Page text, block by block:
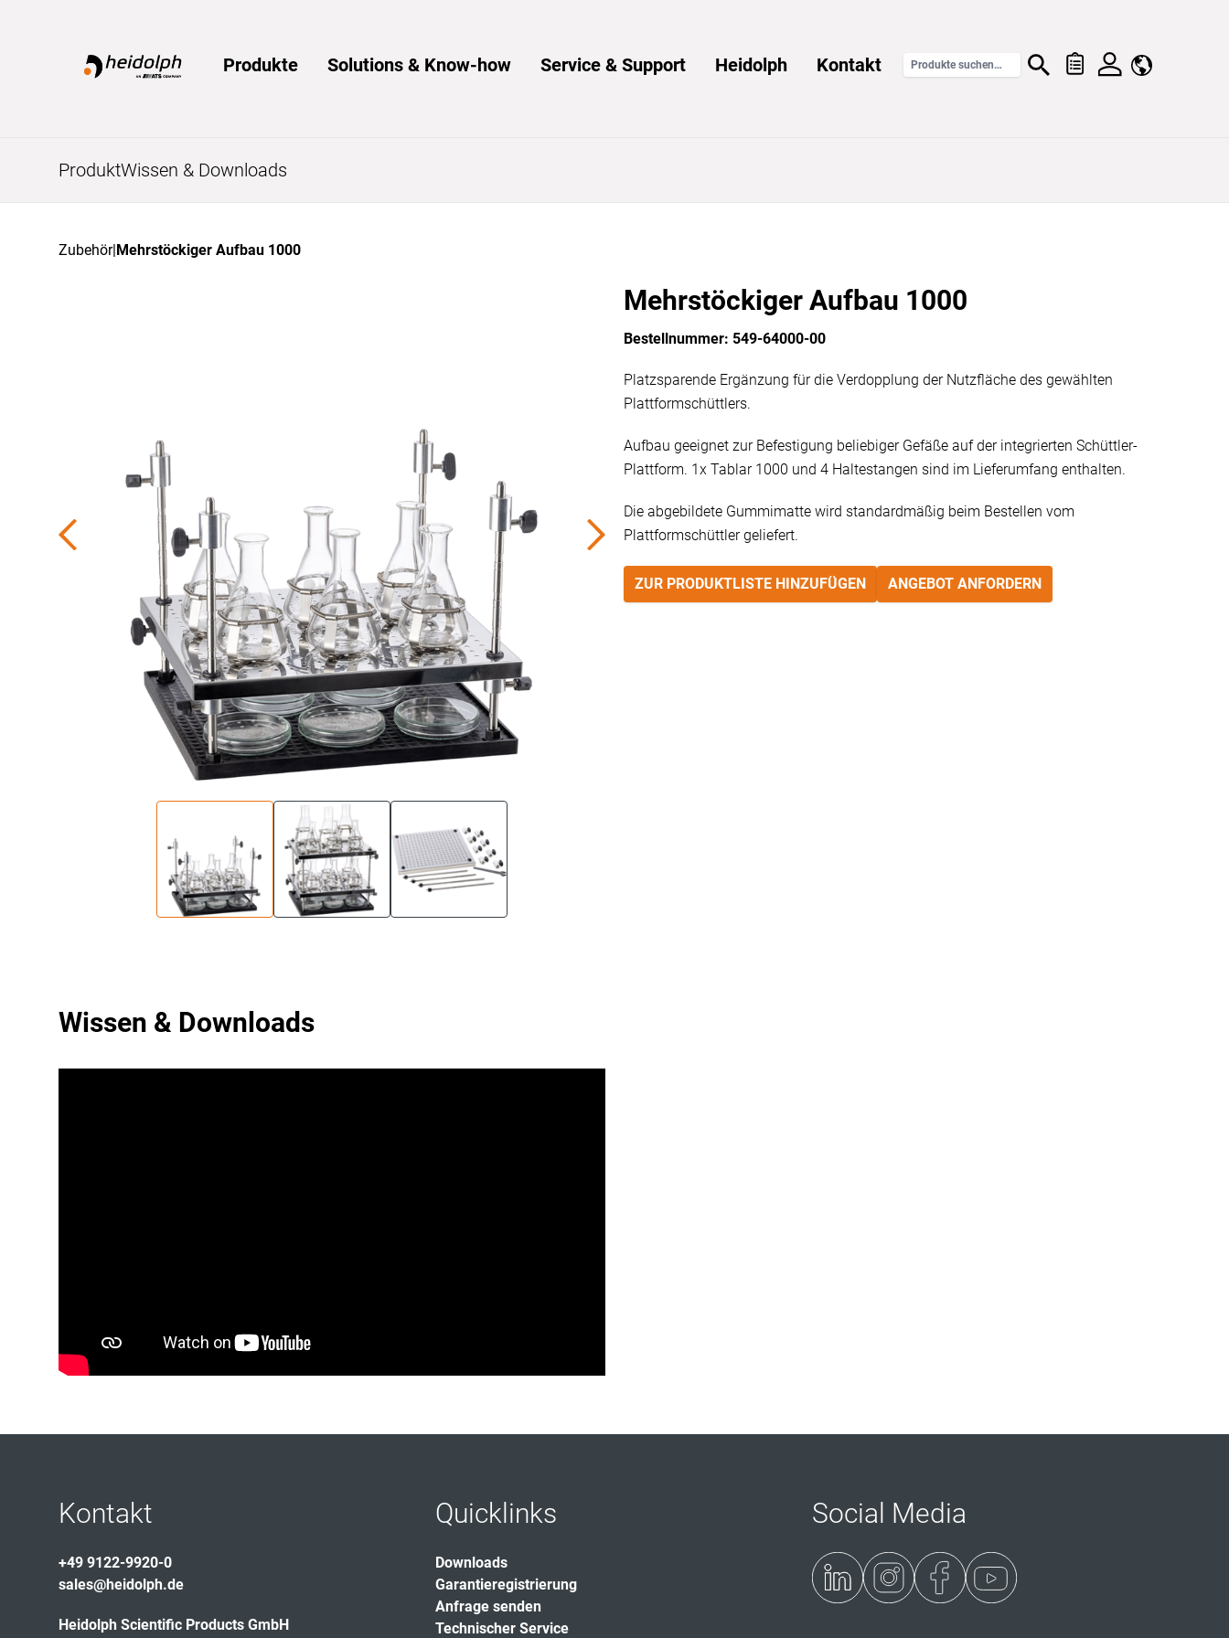
Produkte Solutions & Know-how Service & Support Heidolph Kontakt
ProduktWissen & Downloads
Zubehör|Mehrstöckiger Aufbau 1000
Mehrstöckiger Aufbau 1000
Bestellnummer: 549-64000-00
Platzsparende Ergänzung für die Verdopplung der Nutzfläche des gewählten
Plattformschüttlers.
Aufbau geeignet zur Befestigung beliebiger Gefäße auf der integrierten Schüttler-
Plattform. 1x Tablar 1000 und 4 Haltestangen sind im Lieferumfang enthalten.
Die abgebildete Gummimatte wird standardmäßig beim Bestellen vom
Plattformschüttler geliefert.
ZUR PRODUKTLISTE HINZUFÜGEN ANGEBOT ANFORDERN
Wissen & Downloads
Kontakt
+49 9122-9920-0
sales@heidolph.de
Heidolph Scientific Products GmbH
Quicklinks
Downloads
Garantieregistrierung
Anfrage senden
Technischer Service
Social Media